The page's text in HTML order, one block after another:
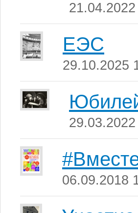
ЕЭС
29.10.2025
06.09.2018